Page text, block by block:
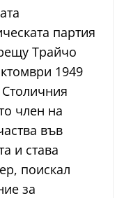
партия
Трайчо
1949
член на
във
и става
поискал
за